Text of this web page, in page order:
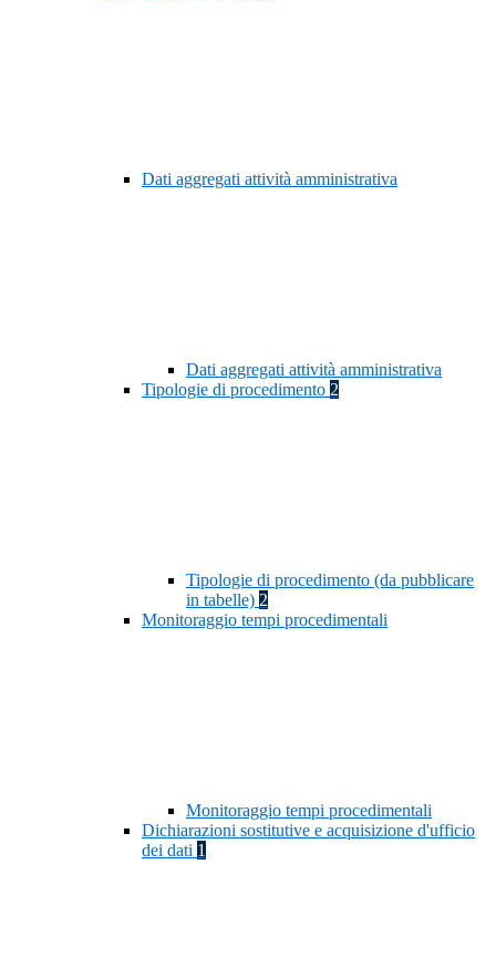
Dati aggregati attività amministrativa
Dati aggregati attività amministrativa
Tipologie di procedimento 2
Tipologie di procedimento (da pubblicare
in tabelle) 2
Monitoraggio tempi procedimentali
Monitoraggio tempi procedimentali
Dichiarazioni sostitutive e acquisizione d'ufficio
dei dati 1